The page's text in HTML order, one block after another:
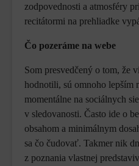
zodpovednosti a atmosféry
recitátormi na prehliadke
Čo pozeráme na webe
Som presvedčený o tom, že
hodnotili, sú omnoho lepším
momentálne na sociálnych
v sledovanosti. Často ide o
obsahom a minimálnym
sa čo čudovať. Takmer nik
z poznania vlastnej